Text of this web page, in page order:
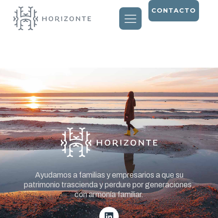
CONTACTO
Ayudamos a familias y empresarios a que su
patrimonio trascienda y perdure por generaciones,
con armonía familiar.